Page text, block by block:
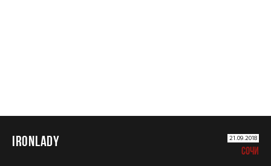
IRONLADY 21.09.2018
СОЧИ